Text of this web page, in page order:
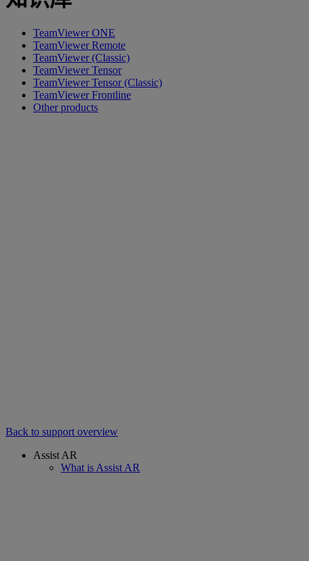
TeamViewer ONE
TeamViewer Remote
TeamViewer (Classic)
TeamViewer Tensor
TeamViewer Tensor (Classic)
TeamViewer Frontline
Other products
Back to support overview
Assist AR
What is Assist AR